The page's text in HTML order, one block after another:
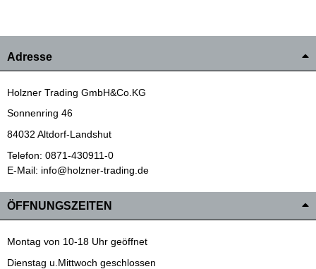
Adresse
Holzner Trading GmbH&Co.KG
Sonnenring 46
84032 Altdorf-Landshut
Telefon: 0871-430911-0
E-Mail: info@holzner-trading.de
ÖFFNUNGSZEITEN
Montag von 10-18 Uhr geöffnet
Dienstag u.Mittwoch geschlossen